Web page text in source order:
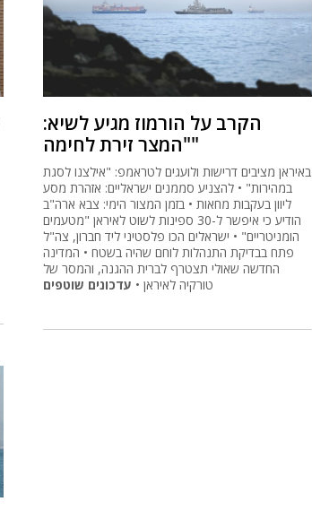
הקרב על הורמוז מגיע לשיא:
"המצר זירת לחימה"
באיראן מציבים דרישות ולועגים לטראמפ: "אילצנו לסגת
במהירות" • להצניע סממנים ישראליים: אזהרת מסע
ליוון בעקבות מחאות • בזמן המצור הימי: צבא ארה"ב
הודיע כי איפשר ל-30 ספינות לשוט לאיראן "מטעמים
הומניטריים" • ישראלים הכו פלסטיני ליד חברון, צה"ל
פתח בבדיקת התנהלות לוחם שהיה בשטח • המדינה
החדשה שאולי תצטרף לברית ההגנה, והמסר של
טורקיה לאיראן • עדכונים שוטפים